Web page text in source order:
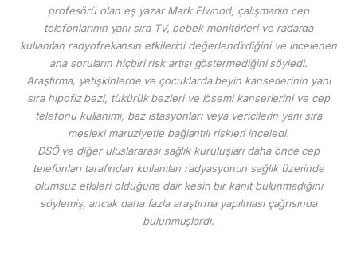
profesörü olan eş yazar Mark Elwood, çalışmanın cep
telefonlarının yanı sıra TV, bebek monitörleri ve radarda
kullanılan radyofrekansın etkilerini değerlendirdiğini ve incelenen
ana soruların hiçbiri risk artışı göstermediğini söyledi.
Araştırma, yetişkinlerde ve çocuklarda beyin kanserlerinin yanı
sıra hipofiz bezi, tükürük bezleri ve lösemi kanserlerini ve cep
telefonu kullanımı, baz istasyonları veya vericilerin yanı sıra
mesleki maruziyetle bağlantılı riskleri inceledi.
DSÖ ve diğer uluslararası sağlık kuruluşları daha önce cep
telefonları tarafından kullanılan radyasyonun sağlık üzerinde
olumsuz etkileri olduğuna dair kesin bir kanıt bulunmadığını
söylemiş, ancak daha fazla araştırma yapılması çağrısında
bulunmuşlardı.